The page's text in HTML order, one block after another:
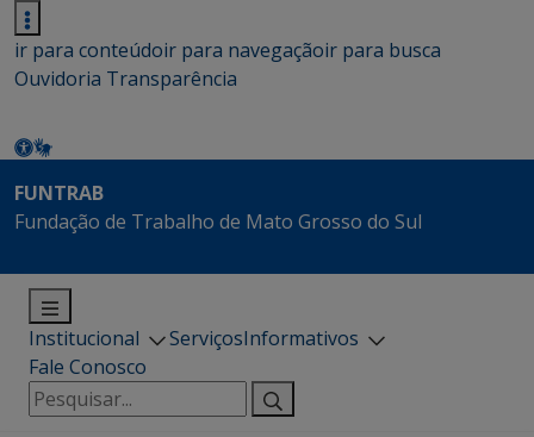
ir para conteúdoir para navegaçãoir para busca
Ouvidoria Transparência
FUNTRAB
Fundação de Trabalho de Mato Grosso do Sul
Institucional ServiçosInformativos
Fale Conosco
Pesquisar
por: